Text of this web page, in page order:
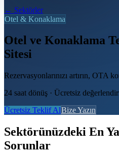
← Sektörler
Otel & Konaklama
Otel ve Konaklama
Sitesi
Rezervasyonlarınızı artırın, OTA
24 saat dönüş · Ücretsiz
Ücretsiz Teklif AlBize Yazın
Sektörünüzdeki En
Sorunlar